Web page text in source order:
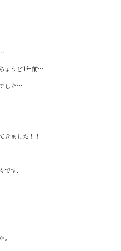
ょうど1年前…
した…
きました！！
す、